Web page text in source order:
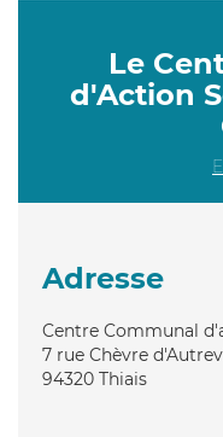
Le
d'Action
Adresse
Centre Communal
7 rue Chèvre
94320 Thiais